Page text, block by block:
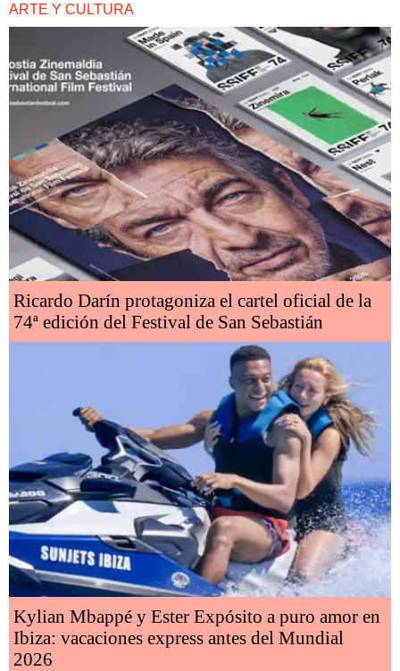
ARTE Y CULTURA
Ricardo Darín protagoniza el cartel oficial de la
74ª edición del Festival de San Sebastián
Kylian Mbappé y Ester Expósito a puro amor en
Ibiza: vacaciones express antes del Mundial
2026